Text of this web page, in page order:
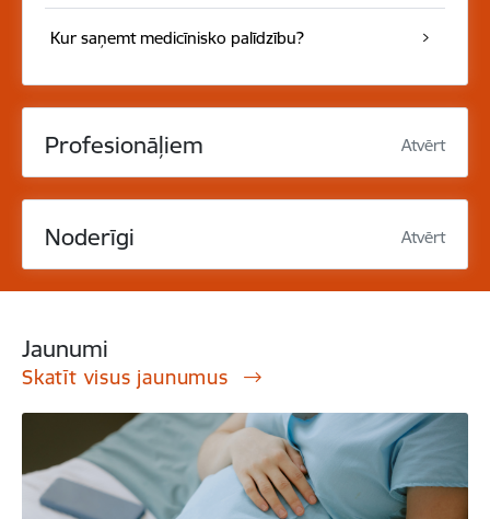
Kur saņemt medicīnisko palīdzību?
Profesionāļiem Atvērt
Noderīgi Atvērt
Jaunumi
Skatīt visus jaunumus